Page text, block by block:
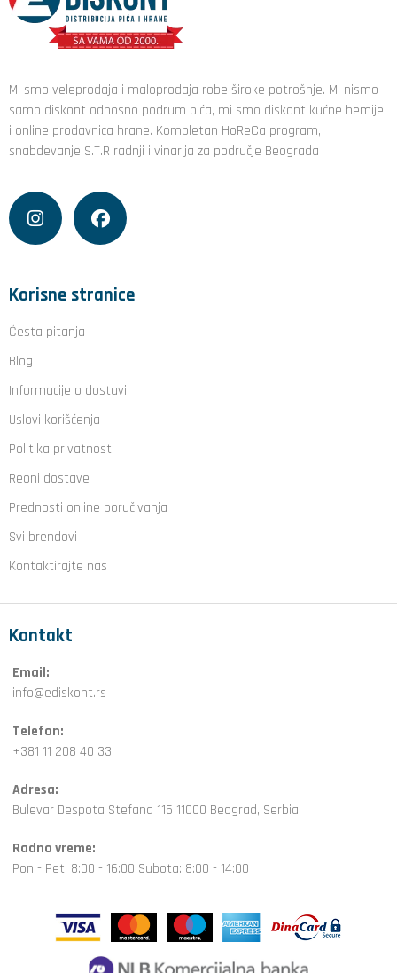
Mi smo veleprodaja i maloprodaja robe široke potrošnje. Mi nismo
samo diskont odnosno podrum pića, mi smo diskont kućne hemije
i online prodavnica hrane. Kompletan HoReCa program,
snabdevanje S.T.R radnji i vinarija za područje Beograda
Korisne stranice
Česta pitanja
Blog
Informacije o dostavi
Uslovi korišćenja
Politika privatnosti
Reoni dostave
Prednosti online poručivanja
Svi brendovi
Kontaktirajte nas
Kontakt
Email:
info@ediskont.rs
Telefon:
+381 11 208 40 33
Adresa:
Bulevar Despota Stefana 115 11000 Beograd, Serbia
Radno vreme:
Pon - Pet: 8:00 - 16:00 Subota: 8:00 - 14:00